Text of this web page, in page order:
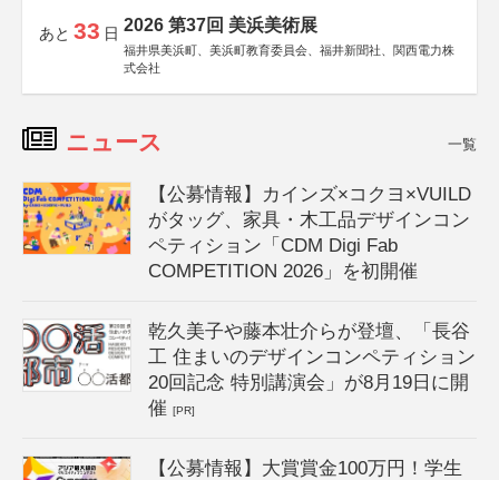
あと 33 日 2026 第37回 美浜美術展
福井県美浜町、美浜町教育委員会、福井新聞社、関西電力株
式会社
ニュース 一覧
【公募情報】カインズ×コクヨ×VUILD
がタッグ、家具・木工品デザインコン
ペティション「CDM Digi Fab
COMPETITION 2026」を初開催
乾久美子や藤本壮介らが登壇、「長谷
工 住まいのデザインコンペティション
20回記念 特別講演会」が8月19日に開
催[PR]
【公募情報】大賞賞金100万円！学生